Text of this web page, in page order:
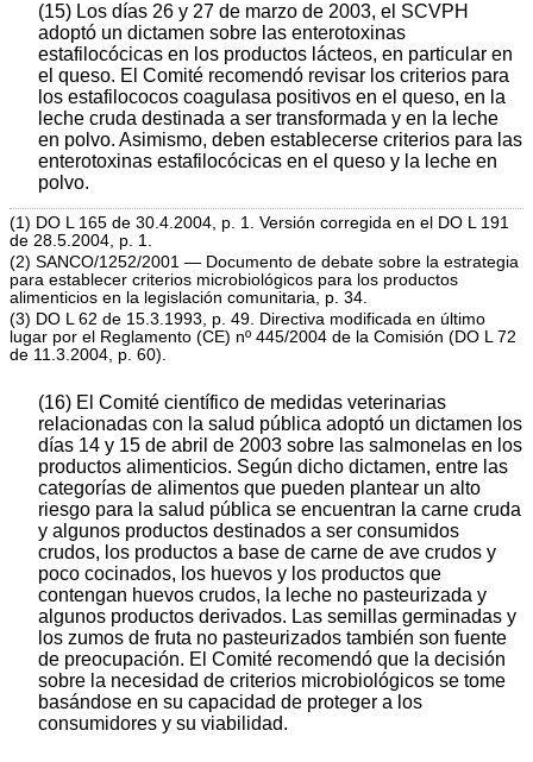
(15) Los días 26 y 27 de marzo de 2003, el SCVPH
adoptó un dictamen sobre las enterotoxinas
estafilocócicas en los productos lácteos, en particular en
el queso. El Comité recomendó revisar los criterios para
los estafilococos coagulasa positivos en el queso, en la
leche cruda destinada a ser transformada y en la leche
en polvo. Asimismo, deben establecerse criterios para las
enterotoxinas estafilocócicas en el queso y la leche en
polvo.
(1) DO L 165 de 30.4.2004, p. 1. Versión corregida en el DO L 191
de 28.5.2004, p. 1.
(2) SANCO/1252/2001 — Documento de debate sobre la estrategia
para establecer criterios microbiológicos para los productos
alimenticios en la legislación comunitaria, p. 34.
(3) DO L 62 de 15.3.1993, p. 49. Directiva modificada en último
lugar por el Reglamento (CE) nº 445/2004 de la Comisión (DO L 72
de 11.3.2004, p. 60).
(16) El Comité científico de medidas veterinarias
relacionadas con la salud pública adoptó un dictamen los
días 14 y 15 de abril de 2003 sobre las salmonelas en los
productos alimenticios. Según dicho dictamen, entre las
categorías de alimentos que pueden plantear un alto
riesgo para la salud pública se encuentran la carne cruda
y algunos productos destinados a ser consumidos
crudos, los productos a base de carne de ave crudos y
poco cocinados, los huevos y los productos que
contengan huevos crudos, la leche no pasteurizada y
algunos productos derivados. Las semillas germinadas y
los zumos de fruta no pasteurizados también son fuente
de preocupación. El Comité recomendó que la decisión
sobre la necesidad de criterios microbiológicos se tome
basándose en su capacidad de proteger a los
consumidores y su viabilidad.